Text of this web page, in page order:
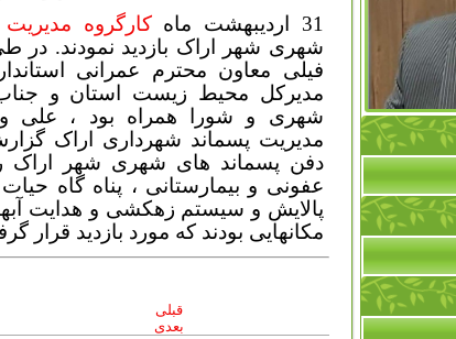
31 اردیبهشت ماه
کارگروه مدیریت
شهری شهر اراک بازدید نمودند. در
فیلی معاون محترم عمرانی
مدیرکل محیط زیست استان و جناب
شهری و شورا همراه بود ، علی
مدیریت پسماند شهرداری اراک
دفن پسماند های شهری شهر اراک
عفونی و بیمارستانی ، پناه گاه
پالایش و سیستم زهکشی و هدایت
مکانهایی بودند که مورد بازدید قرار
قبلی
بعدی